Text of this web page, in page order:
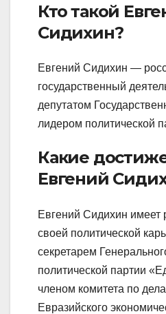
Кто такой
Сидихин?
Евгений Сидихин —
государственный
депутатом
лидером политической
Какие
Евгений
Евгений Сидихин имеет
своей политической
секретарем
политической партии
членом комитета по
Евразийского